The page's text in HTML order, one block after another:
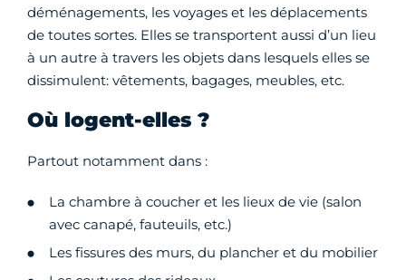
déménagements, les voyages et les déplacements
de toutes sortes. Elles se transportent aussi d’un lieu
à un autre à travers les objets dans lesquels elles se
dissimulent: vêtements, bagages, meubles, etc.
Où logent-elles ?
Partout notamment dans :
La chambre à coucher et les lieux de vie (salon
avec canapé, fauteuils, etc.)
Les fissures des murs, du plancher et du mobilier